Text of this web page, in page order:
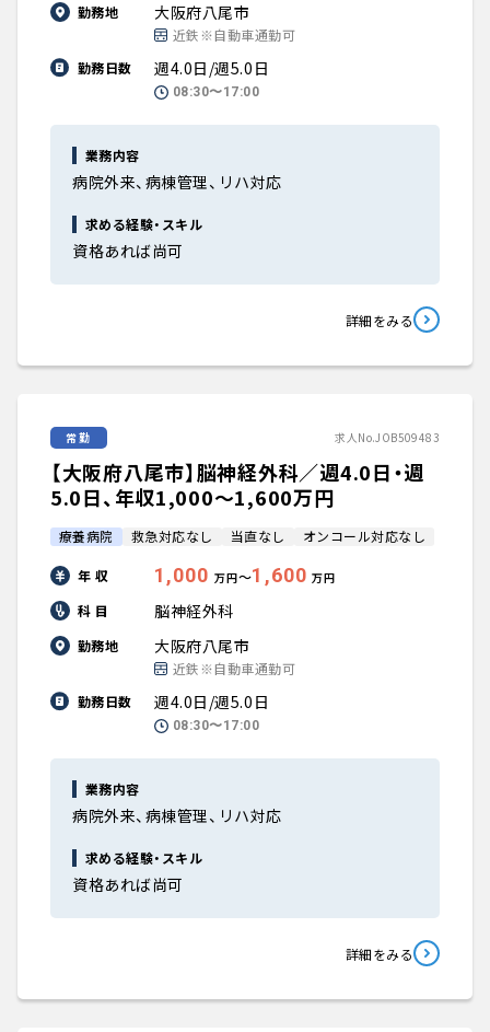
勤務地 大阪府八尾市
近鉄※自動車通勤可
勤務日数
週4.0日/週5.0日
08:30〜17:00
業務内容
病院外来、病棟管理、リハ対応
求める経験・スキル
資格あれば尚可
詳細をみる
常勤 求人No.JOB509483
【大阪府八尾市】脳神経外科／週4.0日・週
5.0日、年収1,000〜1,600万円
療養病院 救急対応なし 当直なし オンコール対応なし
年 収 1,000 万円〜1,600 万円
科 目 脳神経外科
勤務地 大阪府八尾市
近鉄※自動車通勤可
勤務日数
週4.0日/週5.0日
08:30〜17:00
業務内容
病院外来、病棟管理、リハ対応
求める経験・スキル
資格あれば尚可
詳細をみる